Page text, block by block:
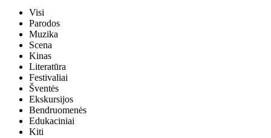
Visi
Parodos
Muzika
Scena
Kinas
Literatūra
Festivaliai
Šventės
Ekskursijos
Bendruomenės
Edukaciniai
Kiti